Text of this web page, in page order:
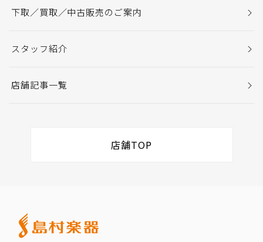
下取／買取／中古販売のご案内
スタッフ紹介
店舗記事一覧
店舗TOP